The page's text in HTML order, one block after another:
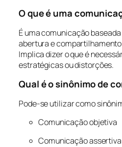
O que é uma
É uma comunicação
abertura e
Implica dizer o que é
estratégicas ou distorções.
Qual é o sinônimo de
Pode-se utilizar como
Comunicação objetiva
Comunicação assertiva